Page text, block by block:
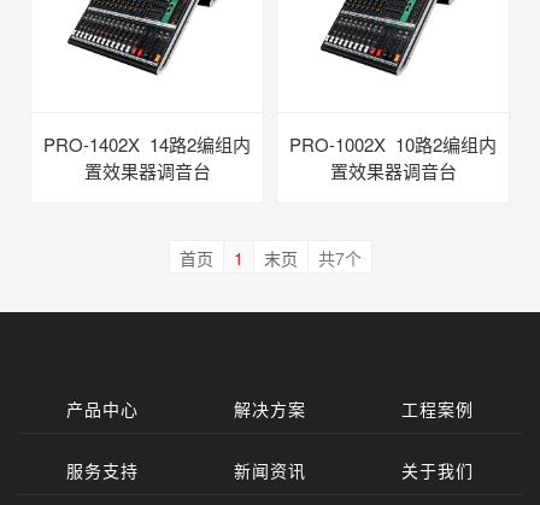
PRO-1402X 14路2编组内
置效果器调音台
PRO-1002X 10路2编组内
置效果器调音台
首页 1 末页 共7个
产品中心 解决方案 工程案例
服务支持 新闻资讯 关于我们